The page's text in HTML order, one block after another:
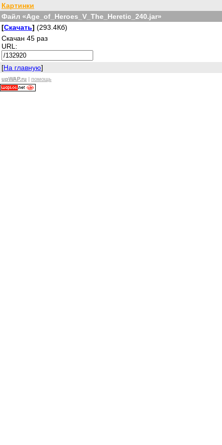
Картинки
Файл «Age_of_Heroes_V_The_Heretic_240.jar»
[Скачать] (293.4Кб)
Скачан 45 раз
URL:
[На главную]
upWAP.ru | помощь